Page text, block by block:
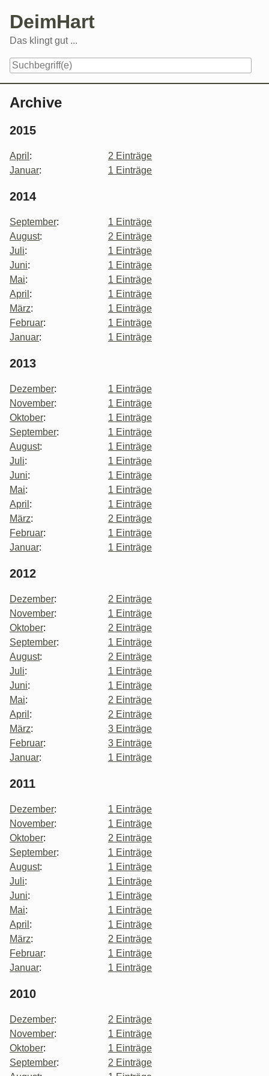
content
DeimHart
Das klingt gut ...
Archive
2015
April :
2 Einträge
Januar: 1 Einträge
2014
September:
1 Einträge
August:
2 Einträge
Juli:
1 Einträge
Juni:
1 Einträge
Mai:
1 Einträge
April :
1 Einträge
März:
1 Einträge
Februar:
1 Einträge
Januar: 1 Einträge
2013
Dezember:
1 Einträge
November:
1 Einträge
Oktober:
1 Einträge
September:
1 Einträge
August:
1 Einträge
Juli:
1 Einträge
Juni:
1 Einträge
Mai:
1 Einträge
April :
1 Einträge
März:
2 Einträge
Februar:
1 Einträge
Januar: 1 Einträge
2012
Dezember:
2 Einträge
November:
1 Einträge
Oktober:
2 Einträge
September:
1 Einträge
August:
2 Einträge
Juli:
1 Einträge
Juni:
1 Einträge
Mai:
2 Einträge
April :
2 Einträge
März:
3 Einträge
Februar:
3 Einträge
Januar: 1 Einträge
2011
Dezember:
1 Einträge
November:
1 Einträge
Oktober:
2 Einträge
September:
1 Einträge
August:
1 Einträge
Juli:
1 Einträge
Juni:
1 Einträge
Mai:
1 Einträge
April :
1 Einträge
März:
2 Einträge
Februar:
1 Einträge
Januar: 1 Einträge
2010
Dezember:
2 Einträge
November:
1 Einträge
Oktober:
1 Einträge
September:
2 Einträge